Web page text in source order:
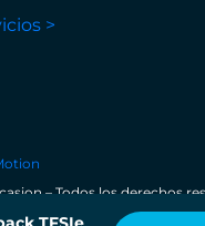
>
– Todos los derechos